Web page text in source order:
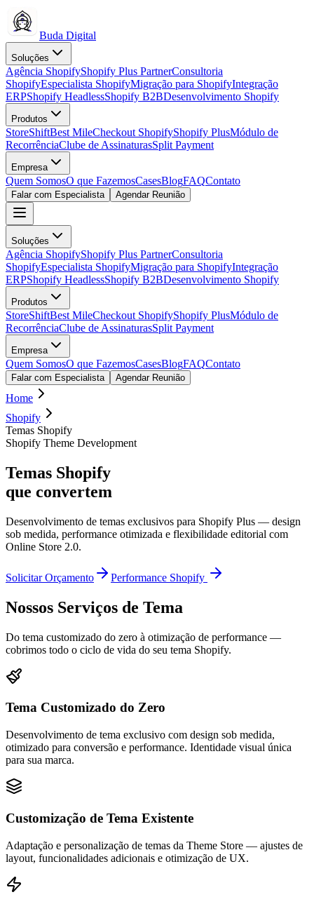
Buda Digital
Soluções
Agência ShopifyShopify Plus PartnerConsultoria
ShopifyEspecialista ShopifyMigração para ShopifyIntegração
ERPShopify HeadlessShopify B2BDesenvolvimento Shopify
Produtos
StoreShiftBest MileCheckout ShopifyShopify PlusMódulo de
RecorrênciaClube de AssinaturasSplit Payment
Empresa
Quem SomosO que FazemosCasesBlogFAQContato
Falar com Especialista Agendar Reunião
Soluções
Agência ShopifyShopify Plus PartnerConsultoria
ShopifyEspecialista ShopifyMigração para ShopifyIntegração
ERPShopify HeadlessShopify B2BDesenvolvimento Shopify
Produtos
StoreShiftBest MileCheckout ShopifyShopify PlusMódulo de
RecorrênciaClube de AssinaturasSplit Payment
Empresa
Quem SomosO que FazemosCasesBlogFAQContato
Falar com Especialista Agendar Reunião
Home
Shopify
Temas Shopify
Shopify Theme Development
Temas Shopify
que convertem
Desenvolvimento de temas exclusivos para Shopify Plus — design
sob medida, performance otimizada e flexibilidade editorial com
Online Store 2.0.
Solicitar Orçamento Performance Shopify
Nossos Serviços de Tema
Do tema customizado do zero à otimização de performance —
cobrimos todo o ciclo de vida do seu tema Shopify.
Tema Customizado do Zero
Desenvolvimento de tema exclusivo com design sob medida,
otimizado para conversão e performance. Identidade visual única
para sua marca.
Customização de Tema Existente
Adaptação e personalização de temas da Theme Store — ajustes de
layout, funcionalidades adicionais e otimização de UX.